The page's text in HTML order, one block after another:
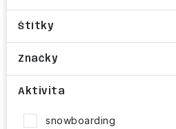
Štítky
Značky
Aktivita
snowboarding